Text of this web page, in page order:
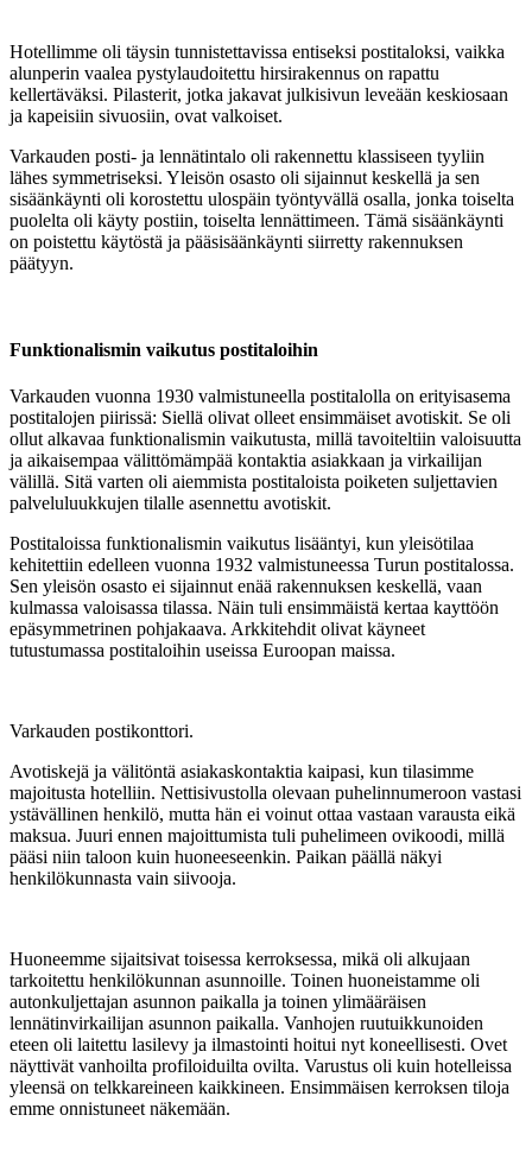
Hotellimme oli täysin tunnistettavissa entiseksi postitaloksi, vaikka
alunperin vaalea pystylaudoitettu hirsirakennus on rapattu
kellertäväksi. Pilasterit, jotka jakavat julkisivun leveään keskiosaan
ja kapeisiin sivuosiin, ovat valkoiset.
Varkauden posti- ja lennätintalo oli rakennettu klassiseen tyyliin
lähes symmetriseksi. Yleisön osasto oli sijainnut keskellä ja sen
sisäänkäynti oli korostettu ulospäin työntyvällä osalla, jonka toiselta
puolelta oli käyty postiin, toiselta lennättimeen. Tämä sisäänkäynti
on poistettu käytöstä ja pääsisäänkäynti siirretty rakennuksen
päätyyn.
Funktionalismin vaikutus postitaloihin
Varkauden vuonna 1930 valmistuneella postitalolla on erityisasema
postitalojen piirissä: Siellä olivat olleet ensimmäiset avotiskit. Se oli
ollut alkavaa funktionalismin vaikutusta, millä tavoiteltiin valoisuutta
ja aikaisempaa välittömämpää kontaktia asiakkaan ja virkailijan
välillä. Sitä varten oli aiemmista postitaloista poiketen suljettavien
palveluluukkujen tilalle asennettu avotiskit.
Postitaloissa funktionalismin vaikutus lisääntyi, kun yleisötilaa
kehitettiin edelleen vuonna 1932 valmistuneessa Turun postitalossa.
Sen yleisön osasto ei sijainnut enää rakennuksen keskellä, vaan
kulmassa valoisassa tilassa. Näin tuli ensimmäistä kertaa kayttöön
epäsymmetrinen pohjakaava. Arkkitehdit olivat käyneet
tutustumassa postitaloihin useissa Euroopan maissa.
Varkauden postikonttori.
Avotiskejä ja välitöntä asiakaskontaktia kaipasi, kun tilasimme
majoitusta hotelliin. Nettisivustolla olevaan puhelinnumeroon vastasi
ystävällinen henkilö, mutta hän ei voinut ottaa vastaan varausta eikä
maksua. Juuri ennen majoittumista tuli puhelimeen ovikoodi, millä
pääsi niin taloon kuin huoneeseenkin. Paikan päällä näkyi
henkilökunnasta vain siivooja.
Huoneemme sijaitsivat toisessa kerroksessa, mikä oli alkujaan
tarkoitettu henkilökunnan asunnoille. Toinen huoneistamme oli
autonkuljettajan asunnon paikalla ja toinen ylimääräisen
lennätinvirkailijan asunnon paikalla. Vanhojen ruutuikkunoiden
eteen oli laitettu lasilevy ja ilmastointi hoitui nyt koneellisesti. Ovet
näyttivät vanhoilta profiloiduilta ovilta. Varustus oli kuin hotelleissa
yleensä on telkkareineen kaikkineen. Ensimmäisen kerroksen tiloja
emme onnistuneet näkemään.